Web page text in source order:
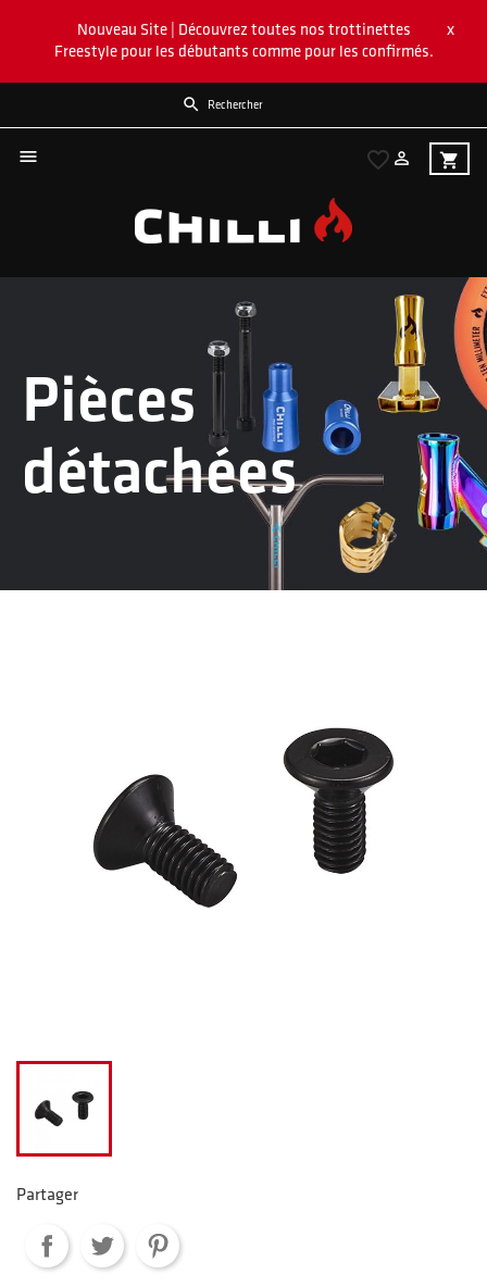
Nouveau Site | Découvrez toutes nos trottinettes
Freestyle pour les débutants comme pour les confirmés.
x

 shopping_cart

favorite_border
Pièces
détachées
Partager